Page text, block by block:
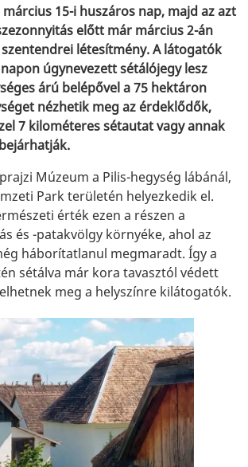
15-i huszáros nap, majd az azt
előtt már március 2-án
létesítmény. A látogatók
úgynevezett sétálójegy lesz
árú belépővel a 75 hektáron
nézhetik meg az érdeklődők,
7 kilométeres sétautat vagy annak
Múzeum a Pilis-hegység lábánál,
Park területén helyezkedik el.
érték ezen a részen a
és -patakvölgy környéke, ahol az
háborítatlanul megmaradt. Így a
sétálva már kora tavasztól védett
meg a helyszínre kilátogatók.